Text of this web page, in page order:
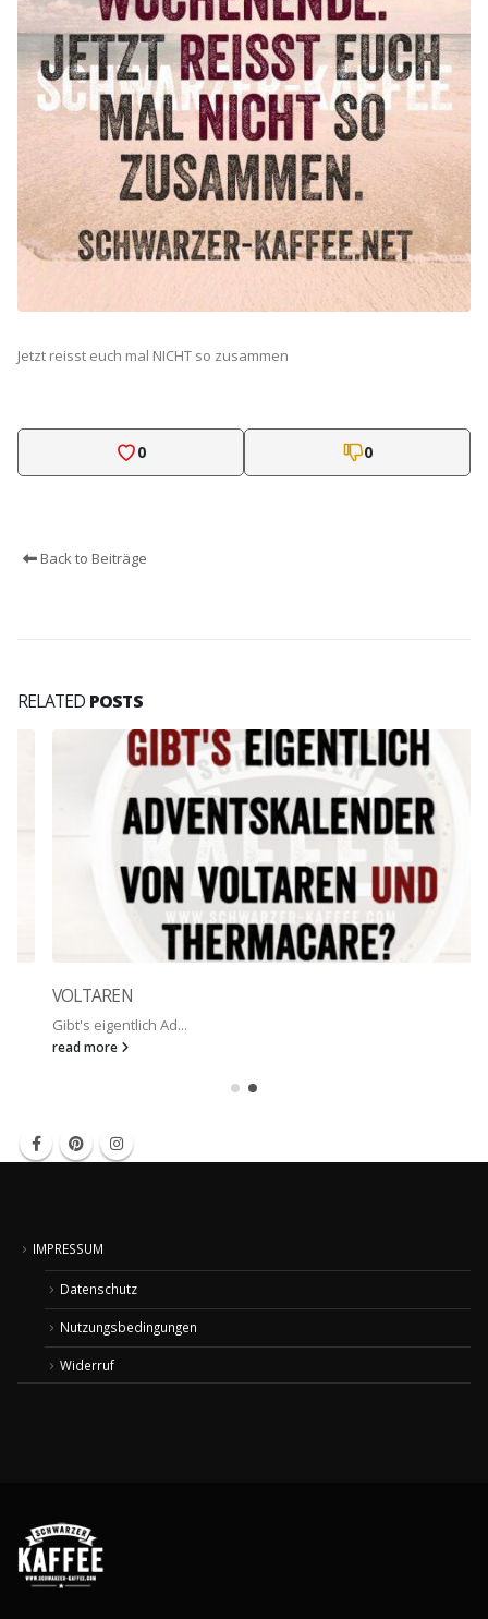
Jetzt reisst euch mal NICHT so zusammen
0 0
Back to Beiträge
RELATED POSTS
VOLTAREN
Gibt's eigentlich Ad...
read more
IMPRESSUM
Datenschutz
Nutzungsbedingungen
Widerruf